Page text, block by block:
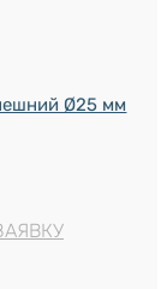
Ø25 мм